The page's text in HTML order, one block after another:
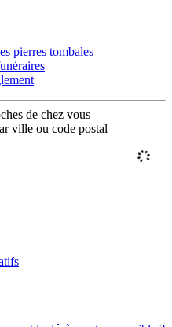
pierres tombales
de chez vous
ville ou code postal